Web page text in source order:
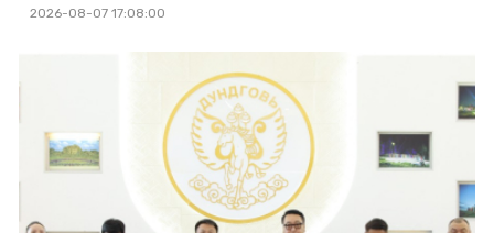
2026-08-07 17:08:00